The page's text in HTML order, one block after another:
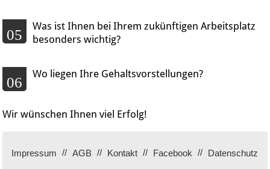
05
Was ist Ihnen bei Ihrem zukünftigen Arbeitsplatz
besonders wichtig?
06
Wo liegen Ihre Gehaltsvorstellungen?
Wir wünschen Ihnen viel Erfolg!
Impressum AGB Kontakt Facebook Datenschutz